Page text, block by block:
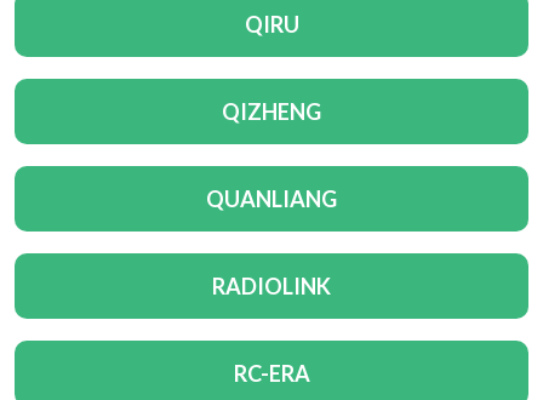
QIRU
QIZHENG
QUANLIANG
RADIOLINK
RC-ERA